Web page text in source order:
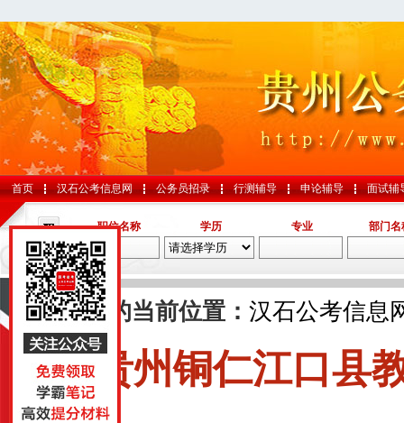
首页 汉石公考信息网 公务员招录 行测辅导 申论辅导 面试辅
职位名称 学历 专业 部门名
导航
江苏
您的当前位置： 汉石公考信息
贵州铜仁江口县